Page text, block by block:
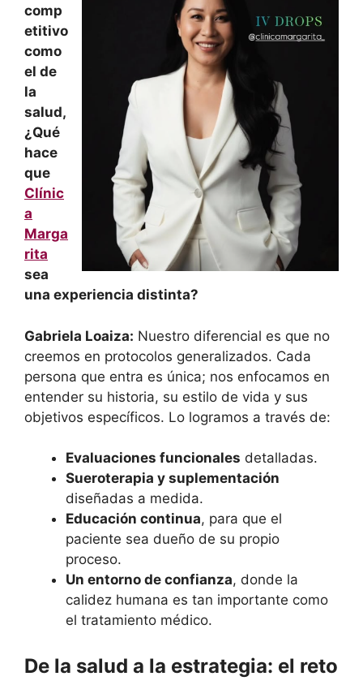
comp
etitivo
como
el de
la
salud,
¿Qué
hace
que
Clínic
a
Marga
rita
sea
una experiencia distinta?
Gabriela Loaiza: Nuestro diferencial es que no
creemos en protocolos generalizados. Cada
persona que entra es única; nos enfocamos en
entender su historia, su estilo de vida y sus
objetivos específicos. Lo logramos a través de:
Evaluaciones funcionales detalladas.
Sueroterapia y suplementación
diseñadas a medida.
Educación continua, para que el
paciente sea dueño de su propio
proceso.
Un entorno de confianza, donde la
calidez humana es tan importante como
el tratamiento médico.
De la salud a la estrategia: el reto